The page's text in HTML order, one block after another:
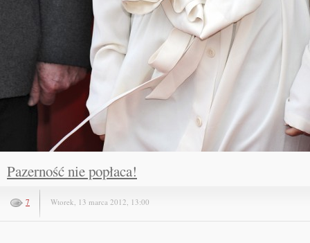
Pazerność nie popłaca!
7 Wtorek, 13 marca 2012, 13:00